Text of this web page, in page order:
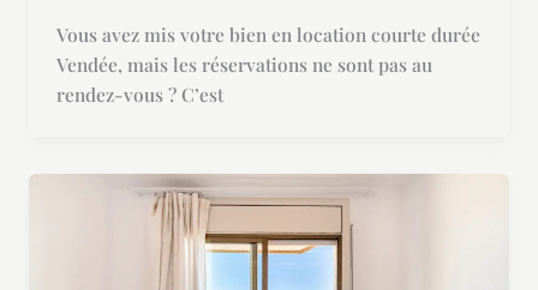
Vous avez mis votre bien en location courte durée
Vendée, mais les réservations ne sont pas au
rendez-vous ? C’est